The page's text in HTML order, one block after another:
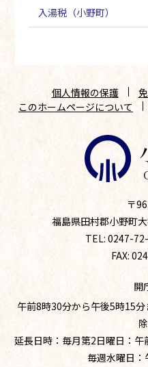
入湯税（小野町）
個人情報の保護
このホームページについて
〒
福島県田村郡小野町
TEL: 0247-
FAX:
開
午前8時30分から午後5時15
除
延長日時：毎月第2日曜日：
毎週水曜日